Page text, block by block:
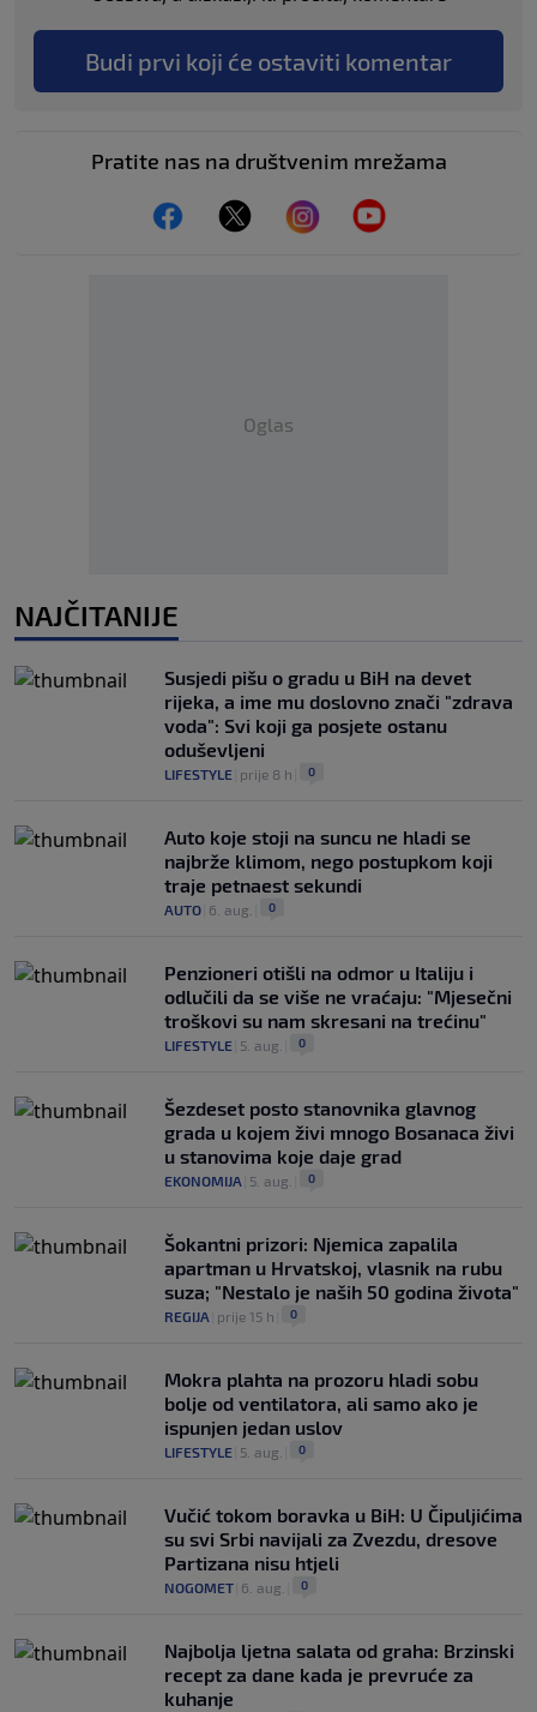
Budi prvi koji će ostaviti komentar
Pratite nas na društvenim mrežama
Oglas
NAJČITANIJE
Susjedi pišu o gradu u BiH na devet
rijeka, a ime mu doslovno znači "zdrava
voda": Svi koji ga posjete ostanu
oduševljeni
LIFESTYLE prije 8 h 0
Auto koje stoji na suncu ne hladi se
najbrže klimom, nego postupkom koji
traje petnaest sekundi
AUTO 6. aug. 0
Penzioneri otišli na odmor u Italiju i
odlučili da se više ne vraćaju: "Mjesečni
troškovi su nam skresani na trećinu"
LIFESTYLE 5. aug. 0
Šezdeset posto stanovnika glavnog
grada u kojem živi mnogo Bosanaca živi
u stanovima koje daje grad
EKONOMIJA 5. aug. 0
Šokantni prizori: Njemica zapalila
apartman u Hrvatskoj, vlasnik na rubu
suza; "Nestalo je naših 50 godina života"
REGIJA prije 15 h 0
Mokra plahta na prozoru hladi sobu
bolje od ventilatora, ali samo ako je
ispunjen jedan uslov
LIFESTYLE 5. aug. 0
Vučić tokom boravka u BiH: U Čipuljićima
su svi Srbi navijali za Zvezdu, dresove
Partizana nisu htjeli
NOGOMET 6. aug. 0
Najbolja ljetna salata od graha: Brzinski
recept za dane kada je prevruće za
kuhanje